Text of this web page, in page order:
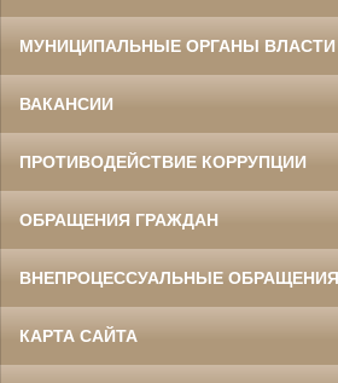
МУНИЦИПАЛЬНЫЕ ОРГАНЫ ВЛАСТИ
ВАКАНСИИ
ПРОТИВОДЕЙСТВИЕ КОРРУПЦИИ
ОБРАЩЕНИЯ ГРАЖДАН
ВНЕПРОЦЕССУАЛЬНЫЕ ОБРАЩЕНИЯ
КАРТА САЙТА